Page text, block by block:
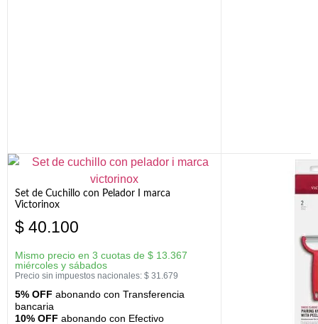
Set de Cuchillo con Pelador I marca
Victorinox
$ 40.100
Mismo precio en 3 cuotas de $ 13.367
miércoles y sábados
Precio sin impuestos nacionales: $ 31.679
5% OFF abonando con Transferencia
bancaria
10% OFF abonando con Efectivo